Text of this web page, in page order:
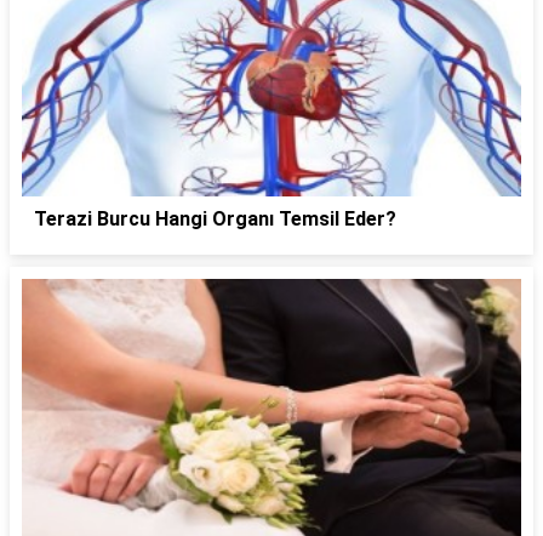
Terazi Burcu Hangi Organı Temsil Eder?